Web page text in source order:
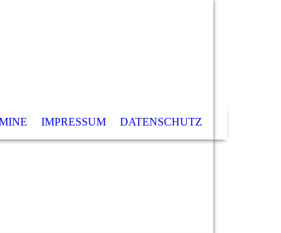
IMPRESSUM DATENSCHUTZ